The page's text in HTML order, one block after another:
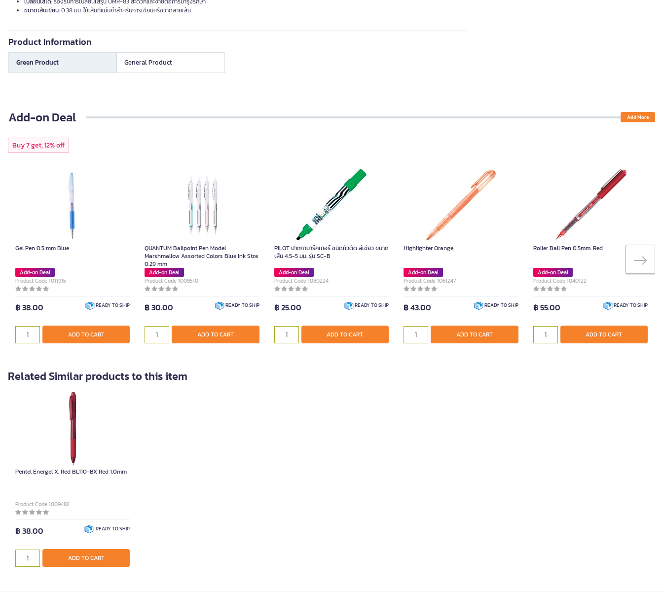
ขนาดเส้นเขียน:0.38 มม. ให้เส้นที่แม่นยำสำหรับการเขียนหรือวาดลายเส้น
Product Information
Green Product General Product
Add-on Deal Add More
Buy 7 get, 12% off
Gel Pen 0.5 mm Blue
Add-on Deal
Product Code 1011915
฿ 38.00 READY TO SHIP
ADD TO CART
QUANTUM Ballpoint Pen Model
Marshmallow Assorted Colors Blue Ink Size
0.29 mm
Add-on Deal
Product Code 1008510
฿ 30.00 READY TO SHIP
ADD TO CART
PILOT ปากกามาร์คเกอร์ ชนิดหัวตัด สีเขียว ขนาด
เส้น 4.5-5 มม. รุ่น SC-B
Add-on Deal
Product Code 1080224
฿ 25.00 READY TO SHIP
ADD TO CART
Highlighter Orange
Add-on Deal
Product Code 1061247
฿ 43.00 READY TO SHIP
ADD TO CART
Roller Ball Pen 0.5mm. Red
Add-on Deal
Product Code 1040122
฿ 55.00 READY TO SHIP
ADD TO CART
Related Similar products to this item
Pentel Energel X. Red BL110-BX Red 1.0mm
Product Code 1009482
฿ 38.00 READY TO SHIP
ADD TO CART